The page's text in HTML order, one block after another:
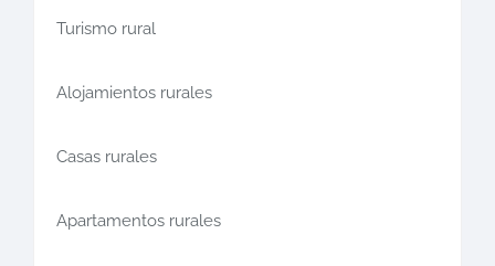
Turismo rural
Alojamientos rurales
Casas rurales
Apartamentos rurales